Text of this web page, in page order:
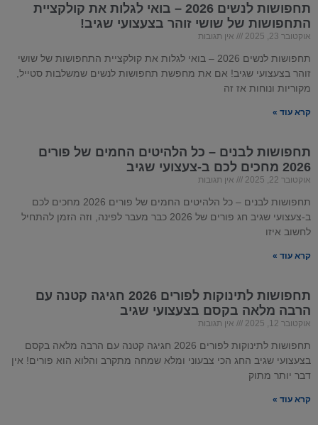
תחפושות לנשים 2026 – בואי לגלות את קולקציית
התחפושות של שושי זוהר בצעצועי שגיב!
אוקטובר 23, 2025 אין תגובות
תחפושות לנשים 2026 – בואי לגלות את קולקציית התחפושות של שושי
זוהר בצעצועי שגיב! אם את מחפשת תחפושות לנשים שמשלבות סטייל,
מקוריות ונוחות אז זה
קרא עוד »
תחפושות לבנים – כל הלהיטים החמים של פורים
2026 מחכים לכם ב-צעצועי שגיב
אוקטובר 22, 2025 אין תגובות
תחפושות לבנים – כל הלהיטים החמים של פורים 2026 מחכים לכם
ב-צעצועי שגיב חג פורים של 2026 כבר מעבר לפינה, וזה הזמן להתחיל
לחשוב איזו
קרא עוד »
תחפושות לתינוקות לפורים 2026 חגיגה קטנה עם
הרבה מלאה בקסם בצעצועי שגיב
אוקטובר 12, 2025 אין תגובות
תחפושות לתינוקות לפורים 2026 חגיגה קטנה עם הרבה מלאה בקסם
בצעצועי שגיב החג הכי צבעוני ומלא שמחה מתקרב והלוא הוא פורים! אין
דבר יותר מתוק
קרא עוד »